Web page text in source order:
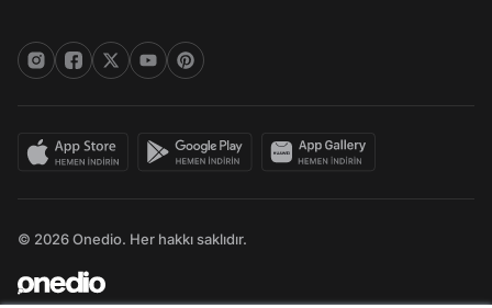
© 2026 Onedio. Her hakkı saklıdır.